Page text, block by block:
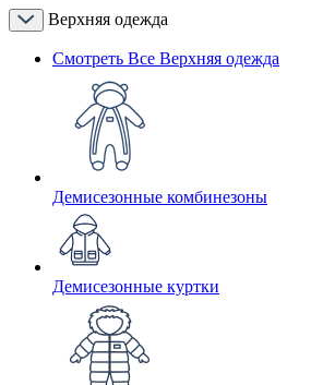
Верхняя одежда
Смотреть Все Верхняя одежда
Демисезонные комбинезоны
Демисезонные куртки